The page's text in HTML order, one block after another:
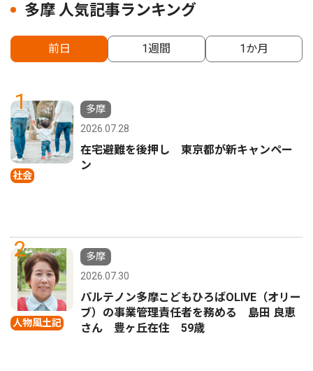
多摩 人気記事ランキング
前日 1週間 1か月
1
社会
多摩
2026.07.28
在宅避難を後押し 東京都が新キャンペー
ン
2
人物風土記
多摩
2026.07.30
パルテノン多摩こどもひろばOLIVE（オリー
ブ）の事業管理責任者を務める 島田 良恵
さん 豊ヶ丘在住 59歳